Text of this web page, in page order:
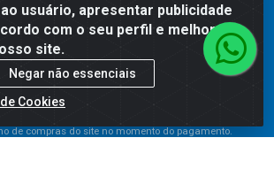
usuário, apresentar publicidade
com o seu perfil e melhorar a
site.
Negar não essenciais
Cookies
condições de pagamento e frete são válidos
exclusivamente pelo site. Caso haja
de compras do site no momento do pagamento.